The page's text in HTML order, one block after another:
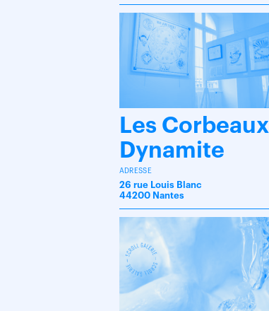
Les Corbeaux
Dynamite
ADRESSE
26 rue Louis Blanc
44200 Nantes